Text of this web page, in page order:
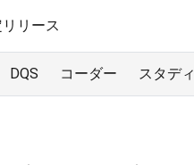
リース
DQS コーダー スタデ